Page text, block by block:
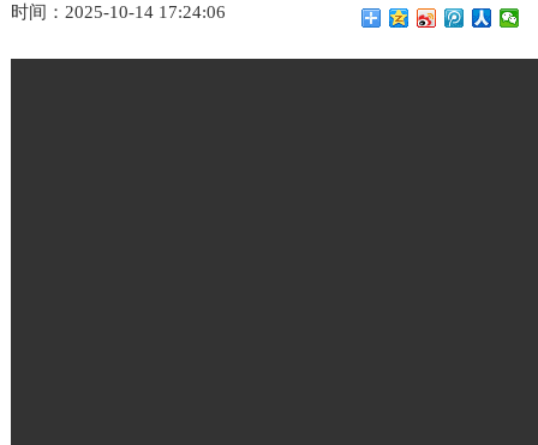
时间：2025-10-14 17:24:06